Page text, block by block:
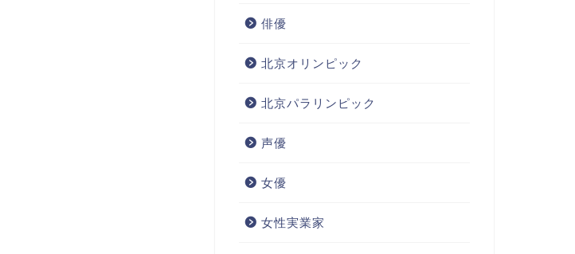
俳優
北京オリンピック
北京パラリンピック
声優
女優
女性実業家